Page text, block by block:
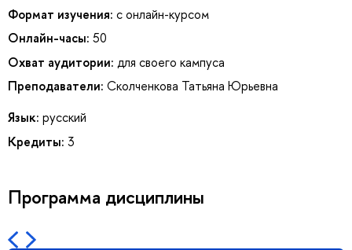
Формат изучения: с онлайн-курсом
Онлайн-часы: 50
Охват аудитории: для своего кампуса
Преподаватели: Сколченкова Татьяна Юрьевна
Язык: русский
Кредиты: 3
Программа дисциплины